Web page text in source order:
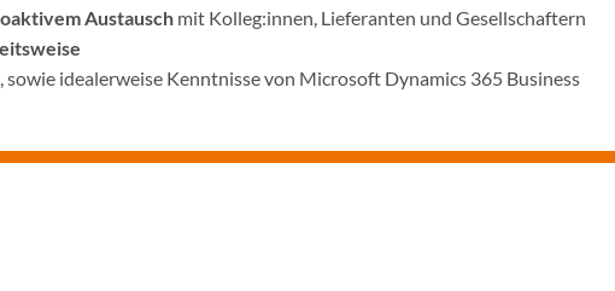
Austausch mit Kolleg:innen, Lieferanten und Gesellschaftern
, sowie idealerweise Kenntnisse von Microsoft Dynamics 365 Business